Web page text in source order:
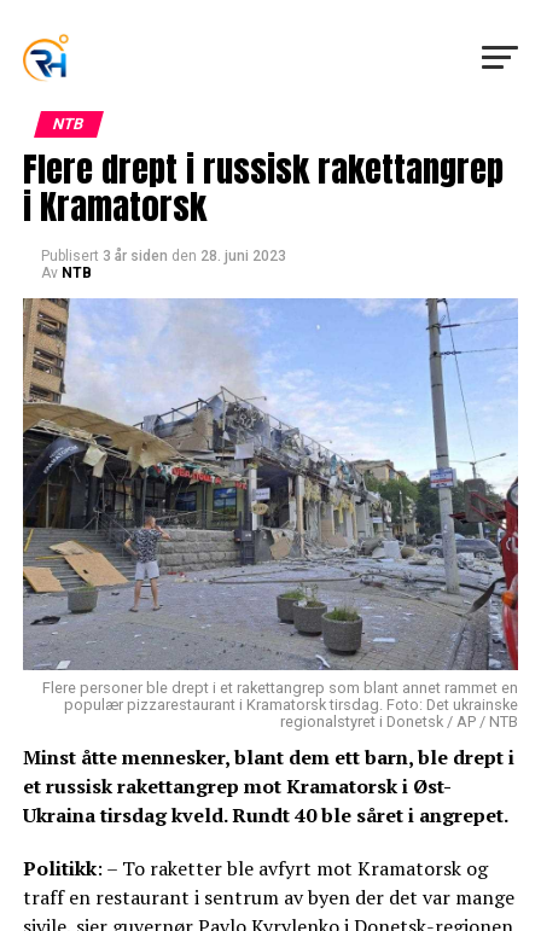
NTB
Flere drept i russisk rakettangrep
i Kramatorsk
Publisert 3 år siden den 28. juni 2023
Av NTB
Flere personer ble drept i et rakettangrep som blant annet rammet en
populær pizzarestaurant i Kramatorsk tirsdag. Foto: Det ukrainske
regionalstyret i Donetsk / AP / NTB
Minst åtte mennesker, blant dem ett barn, ble drept i
et russisk rakettangrep mot Kramatorsk i Øst-
Ukraina tirsdag kveld. Rundt 40 ble såret i angrepet.
Politikk: – To raketter ble avfyrt mot Kramatorsk og
traff en restaurant i sentrum av byen der det var mange